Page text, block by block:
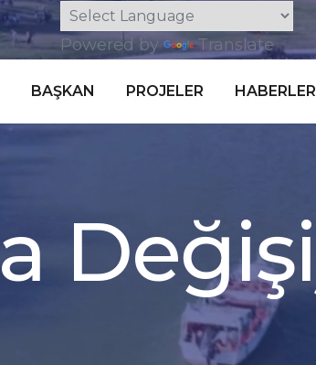
Powered by Translate
BAŞKAN PROJELER HABERLER